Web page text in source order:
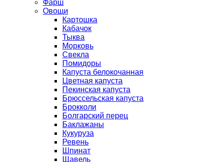
Фарш
Овощи
Картошка
Кабачок
Тыква
Морковь
Свекла
Помидоры
Капуста белокочанная
Цветная капуста
Пекинская капуста
Брюссельская капуста
Брокколи
Болгарский перец
Баклажаны
Кукуруза
Ревень
Шпинат
Щавель